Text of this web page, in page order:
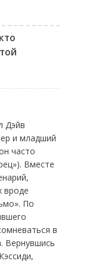
Дэйв
и младший
часто
Вместе
вроде
По
в
Вернувшись